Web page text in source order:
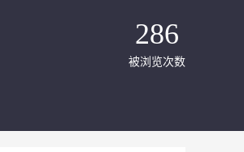
286
被浏览次数